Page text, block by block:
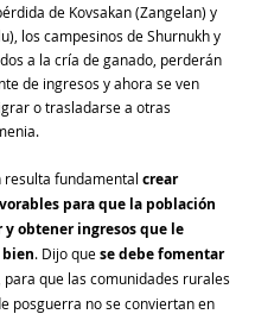
de Kovsakan (Zangelan) y
los campesinos de Shurnukh y
a la cría de ganado, perderán
de ingresos y ahora se ven
o trasladarse a otras
resulta fundamental crear
para que la población
obtener ingresos que le
. Dijo que se debe fomentar
, para que las comunidades rurales
posguerra no se conviertan en